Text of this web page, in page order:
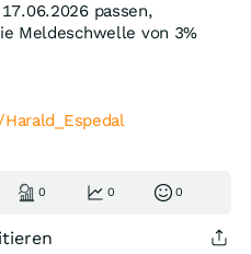
passen,
Meldeschwelle von 3%
0 0 0